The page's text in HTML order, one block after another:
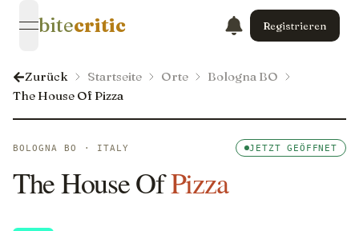
open navigation menu
bitecritic Registrieren
Zurück Startseite Orte
Bologna BO
The House Of Pizza
BOLOGNA BO · ITALY JETZT GEÖFFNET
The House OfPizza